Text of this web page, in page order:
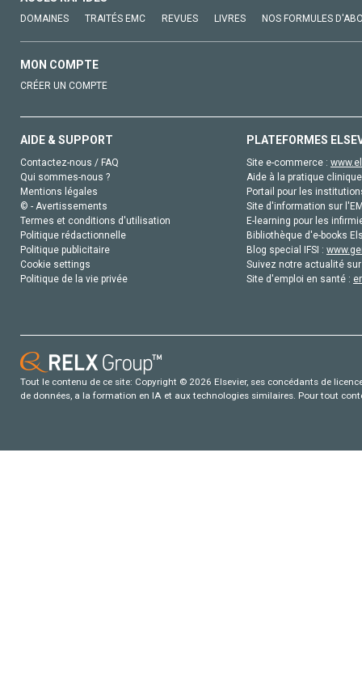
DOMAINES TRAITÉS EMC REVUES LIVRES NOS FORMULES
MON COMPTE
CRÉER UN COMPTE
AIDE & SUPPORT
Contactez-nous / FAQ
Qui sommes-nous ?
Mentions légales
© - Avertissements
Termes et conditions d'utilisation
Politique rédactionnelle
Politique publicitaire
Cookie settings
Politique de la vie privée
PLATEFORMES
Site e-commerce :
Aide à la pratique
Portail pour les
Site d'information sur
E-learning pour les
Bibliothèque d'e-books
Blog special IFSI :
Suivez notre actualité
Site d'emploi en santé :
Tout le contenu de ce site: Copyright © 2026 Elsevier, ses concédants de
de données, a la formation en IA et aux technologies similaires. Pour tout